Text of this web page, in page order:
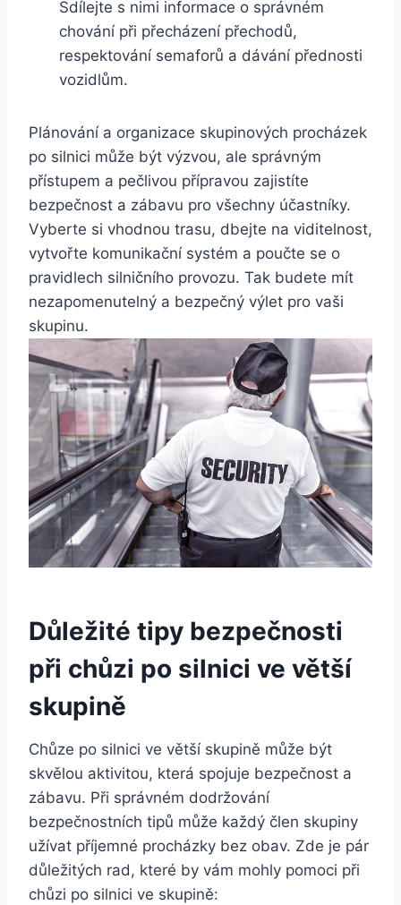
Sdílejte s nimi informace o správném
chování při přecházení přechodů,
respektování semaforů a dávání přednosti
vozidlům.
Plánování a organizace skupinových procházek
po silnici může být výzvou, ale správným
přístupem a pečlivou přípravou zajistíte
bezpečnost a zábavu pro všechny účastníky.
Vyberte si vhodnou trasu, dbejte na viditelnost,
vytvořte komunikační systém a poučte se o
pravidlech silničního provozu. Tak budete mít
nezapomenutelný a bezpečný výlet pro vaši
skupinu.
Důležité tipy bezpečnosti
při chůzi po silnici ve větší
skupině
Chůze po silnici ve větší skupině může být
skvělou aktivitou, která spojuje bezpečnost a
zábavu. Při správném dodržování
bezpečnostních tipů může každý člen skupiny
užívat příjemné procházky bez obav. Zde je pár
důležitých rad, které by vám mohly pomoci při
chůzi po silnici ve skupině: